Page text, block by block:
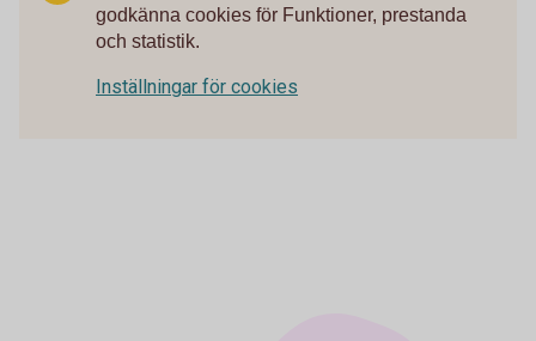
godkänna cookies för Funktioner, prestanda
och statistik.
Inställningar för cookies